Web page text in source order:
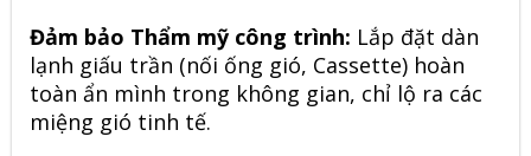
Đảm bảo Thẩm mỹ công trình: Lắp đặt dàn
lạnh giấu trần (nối ống gió, Cassette) hoàn
toàn ẩn mình trong không gian, chỉ lộ ra các
miệng gió tinh tế.